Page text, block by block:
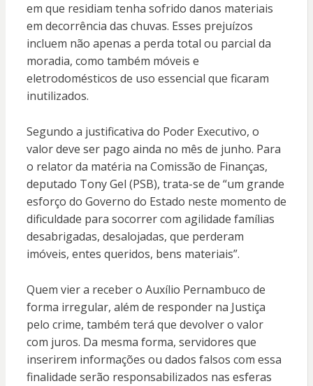
em que residiam tenha sofrido danos materiais
em decorrência das chuvas. Esses prejuízos
incluem não apenas a perda total ou parcial da
moradia, como também móveis e
eletrodomésticos de uso essencial que ficaram
inutilizados.
Segundo a justificativa do Poder Executivo, o
valor deve ser pago ainda no mês de junho. Para
o relator da matéria na Comissão de Finanças,
deputado Tony Gel (PSB), trata-se de “um grande
esforço do Governo do Estado neste momento de
dificuldade para socorrer com agilidade famílias
desabrigadas, desalojadas, que perderam
imóveis, entes queridos, bens materiais”.
Quem vier a receber o Auxílio Pernambuco de
forma irregular, além de responder na Justiça
pelo crime, também terá que devolver o valor
com juros. Da mesma forma, servidores que
inserirem informações ou dados falsos com essa
finalidade serão responsabilizados nas esferas